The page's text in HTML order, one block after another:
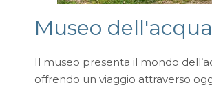
Museo dell'acqua
Il museo presenta il mondo
offrendo un viaggio attraverso